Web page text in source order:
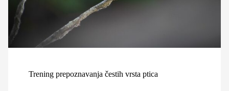
Trening prepoznavanja čestih vrsta ptica